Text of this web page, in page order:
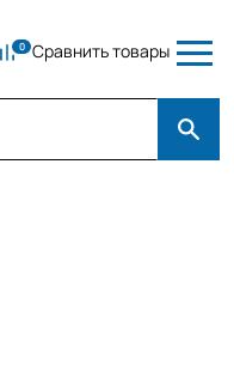
Сравнить товары